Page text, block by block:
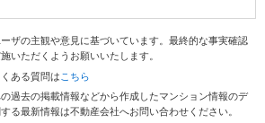
ザの主観や意見に基づいています。最終的な事実確認
いただくようお願いいたします。
ある質問はこちら
過去の掲載情報などから作成したマンション情報のデ
る最新情報は不動産会社へお問い合わせください。